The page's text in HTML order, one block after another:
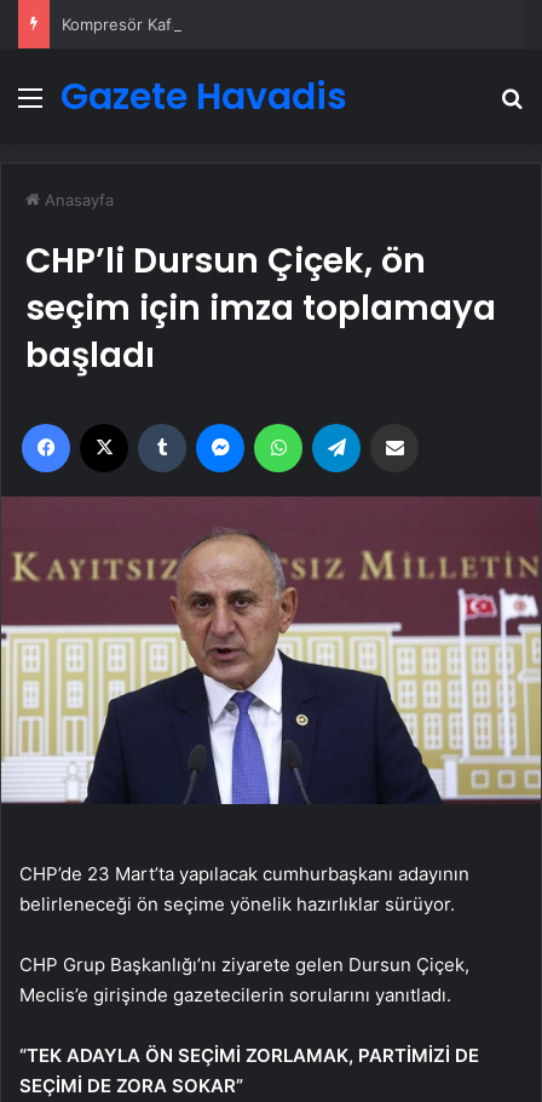
Menü
Gazete Havadis
Anasayfa
CHP’li Dursun Çiçek, ön
seçim için imza toplamaya
başladı
Facebook Tumblr MessengerWhatsApp
CHP’de 23 Mart’ta yapılacak cumhurbaşkanı adayının
belirleneceği ön seçime yönelik hazırlıklar sürüyor.
CHP Grup Başkanlığı’nı ziyarete gelen Dursun Çiçek,
Meclis’e girişinde gazetecilerin sorularını yanıtladı.
“TEK ADAYLA ÖN SEÇİMİ ZORLAMAK, PARTİMİZİ DE
SEÇİMİ DE ZORA SOKAR”